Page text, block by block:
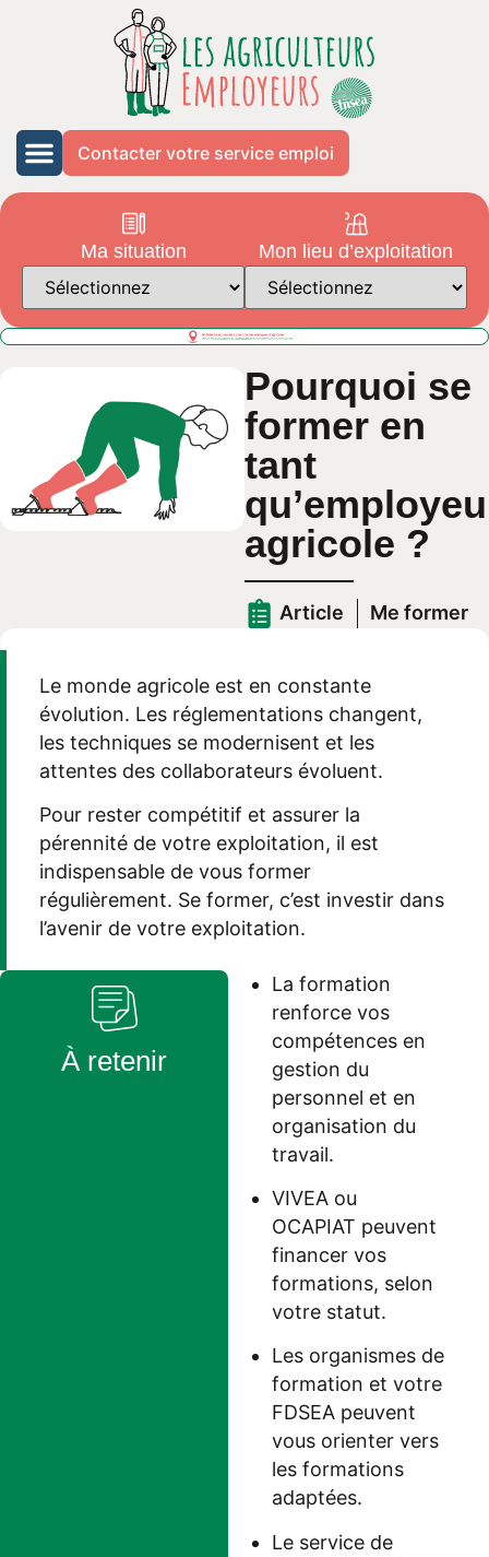
Contacter votre service emploi
Ma situation Mon lieu d’exploitation
Pourquoi se
former en
tant
agricole ?
Article Me former
Le monde agricole est en constante
évolution. Les réglementations changent,
les techniques se modernisent et les
attentes des collaborateurs évoluent.
Pour rester compétitif et assurer la
pérennité de votre exploitation, il est
indispensable de vous former
régulièrement. Se former, c’est investir dans
l’avenir de votre exploitation.
À retenir
La formation
renforce vos
compétences en
gestion du
personnel et en
organisation du
travail.
VIVEA ou
OCAPIAT peuvent
financer vos
formations, selon
votre statut.
Les organismes de
formation et votre
FDSEA peuvent
vous orienter vers
les formations
adaptées.
Le service de